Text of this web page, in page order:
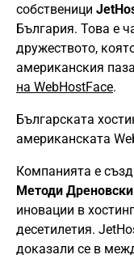
собственици
България. Това е
дружеството,
американския
на WebHostFace.
Българската
американската
Компанията е
Методи Дреновски
иновации в
десетилетия.
доказали се в